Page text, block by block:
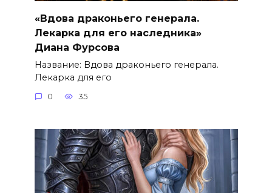
«Вдова драконьего генерала.
Лекарка для его наследника»
Диана Фурсова
Название: Вдова драконьего генерала.
Лекарка для его
0 35